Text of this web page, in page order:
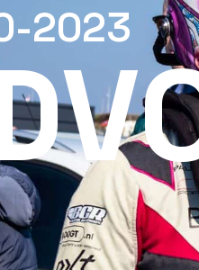
2023